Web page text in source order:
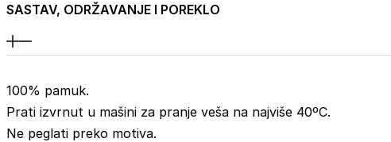
SASTAV, ODRŽAVANJE I POREKLO
100% pamuk.
Prati izvrnut u mašini za pranje veša na najviše 40ºC.
Ne peglati preko motiva.